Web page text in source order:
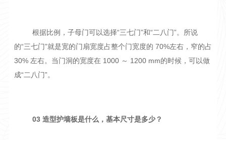
根据比例，子母门可以选择“三七门”和“二八门”。所说
的“三七门”就是宽的门扇宽度占整个门宽度的 70%左右，窄的占
30% 左右。当门洞的宽度在 1000 ～ 1200 mm的时候，可以做
成“二八门”。
03 造型护墙板是什么，基本尺寸是多少？